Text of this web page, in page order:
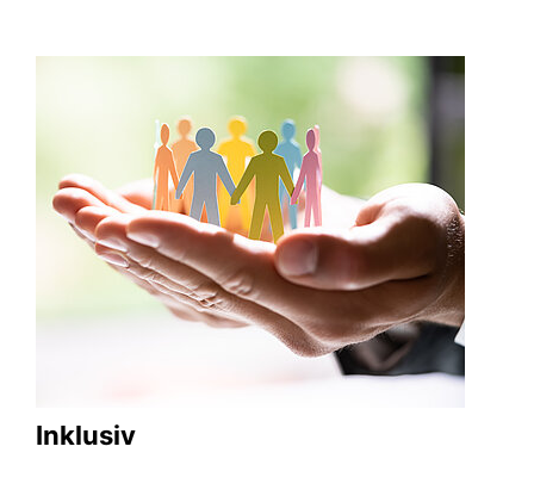
Inklusiv